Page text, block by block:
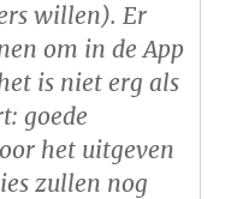
willen). Er
om in de App
is niet erg als
goede
het uitgeven
zullen nog